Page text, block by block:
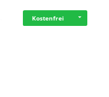
Kostenfrei